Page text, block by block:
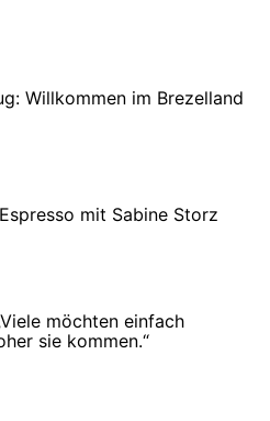
Willkommen im Brezelland
mit Sabine Storz
möchten einfach
sie kommen.“